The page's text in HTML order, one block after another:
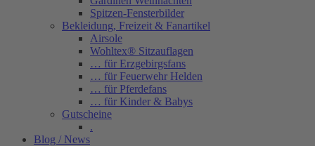
Spitzen-Fensterbilder
Bekleidung, Freizeit & Fanartikel
Airsole
Wohltex® Sitzauflagen
… für Erzgebirgsfans
… für Feuerwehr Helden
… für Pferdefans
… für Kinder & Babys
Gutscheine
.
Blog / News